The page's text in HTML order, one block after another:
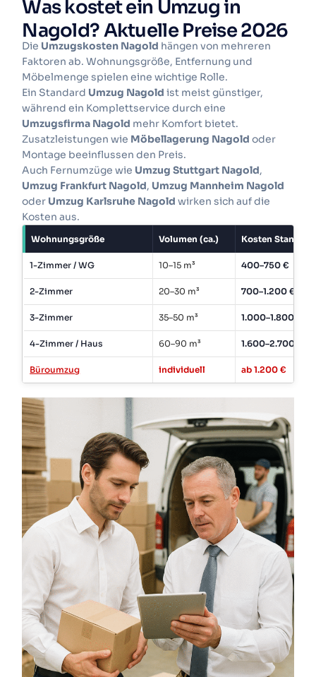
Schritt 3
Vergleichen und buchen
Wählen Sie das beste Angebot für Ihren
Umzugspartner Nagold
.
Jetzt kostenlose Angebote für
Ludwigshafen-Edigheim erhalten
Was kostet ein Umzug in
Nagold? Aktuelle Preise 2026
Die Umzugskosten Nagold hängen von mehreren
Faktoren ab. Wohnungsgröße, Entfernung und
Möbelmenge spielen eine wichtige Rolle.
Ein Standard Umzug Nagold ist meist günstiger,
während ein Komplettservice durch eine
Umzugsfirma Nagold mehr Komfort bietet.
Zusatzleistungen wie Möbellagerung Nagold oder
Montage beeinflussen den Preis.
Auch Fernumzüge wie Umzug Stuttgart Nagold,
Umzug Frankfurt Nagold, Umzug Mannheim Nagold
oder Umzug Karlsruhe Nagold wirken sich auf die
Kosten aus.
Wohnungsgröße Volumen (ca.) Kosten
1-Zimmer / WG 10–15 m³ 400–750 €
2-Zimmer 20–30 m³ 700–1.200 €
3-Zimmer 35–50 m³ 1.000–1.800 €
4-Zimmer / Haus 60–90 m³ 1.600–2.700 €
Büroumzug individuell ab 1.200 €